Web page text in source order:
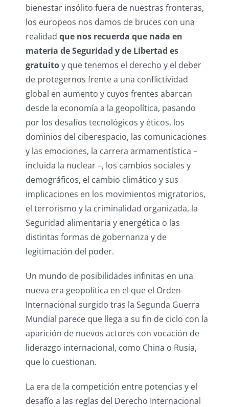
bienestar insólito fuera de nuestras fronteras,
los europeos nos damos de bruces con una
realidad que nos recuerda que nada en
materia de Seguridad y de Libertad es
gratuitoy que tenemos el derecho y el deber
de protegernos frente a una conflictividad
global en aumento y cuyos frentes abarcan
desde la economía a la geopolítica, pasando
por los desafíos tecnológicos y éticos, los
dominios del ciberespacio, las comunicaciones
y las emociones, la carrera armamentística –
incluida la nuclear –, los cambios sociales y
demográficos, el cambio climático y sus
implicaciones en los movimientos migratorios,
el terrorismo y la criminalidad organizada, la
Seguridad alimentaria y energética o las
distintas formas de gobernanza y de
legitimación del poder.
Un mundo de posibilidades infinitas en una
nueva era geopolítica en el que el Orden
Internacional surgido tras la Segunda Guerra
Mundial parece que llega a su fin de ciclo con la
aparición de nuevos actores con vocación de
liderazgo internacional, como China o Rusia,
que lo cuestionan.
La era de la competición entre potencias y el
desafío a las reglas del Derecho Internacional